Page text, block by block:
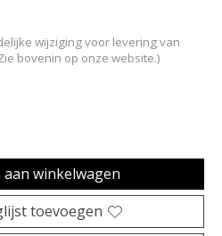
is
wijziging voor levering van
bovenin op onze website.)
winkelwagen
toevoegen